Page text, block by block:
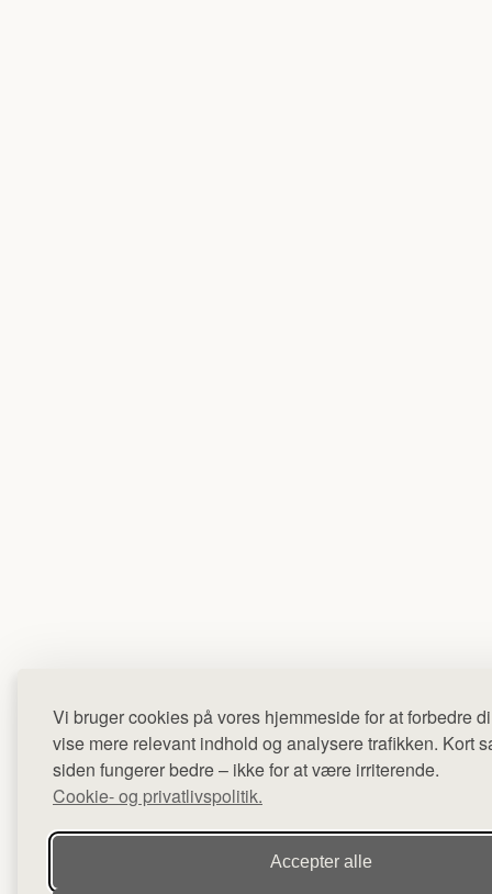
Vi bruger cookies på vores hjemmeside for at forbedre
vise mere relevant indhold og analysere trafikken. Kort
siden fungerer bedre – ikke for at være irriterende.
Cookie- og privatlivspolitik.
Accepter alle